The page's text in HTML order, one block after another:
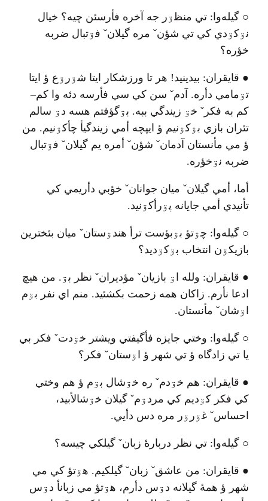
○ گيله‌وا : تي منظۊر جه آخره فأرسئن چيه؟ خيال
نۊکۊدي کي تي شؤنˇ مره گيلانˇ فۊتبال ضربه
خؤره؟
● قايقران: بيدينيد! هر تا ورزشکار ايتا شۊرۊع ؤ ايتا
تۊمامي دأره. آدمˇ سن کي سي فأرسه دئه وا کم–
کم به فکر ˇ خۊ زيندگي ببه. بۊگؤفتم هسه دۊ سالم
تئران بازي بۊکۊنيم ؤ ايپچه أمي زيندگيأ چأکۊنيم. من
ؤ مي مأنستان آدمانˇ شؤنˇ أمره يم گيلانˇ فۊتبال
ضربه نۊخؤره.
أما، أمي گيلانˇ ميان جوانانˇ خؤبي دأريمي کي
تأنيدي أمي جايانه پۊرأکۊنيد.
○ گيله‌وا : چۊتؤ بۊبؤست ترأ هندۊستانˇ ميان بئخترين
بازيکۊن انتخاب بۊکۊديد؟
● قايقران: ولله اۊ بازيانˇ مؤديرانˇ نظر بۊ . من هيچ
ادعا نأرم. زاکان همه زحمت بکشئيد. منم اي نفر بۊم
اۊشانˇ مأنستان.
○ گيله‌وا : وختي جايزه فأگيفتي ويشتر خۊدتˇ فکر بي
يا تي زادگاه ؤ تي شهر ؤ اۊستانˇ فکر؟
● قايقران: هم خۊدمˇ ره خۊشال بۊم ؤ هم وختي
کي فکر کۊديم کي مردۊمˇ گيلان خۊشالأبيد،
احساسˇ غۊرۊر مره دس دأيي.
○ گيله‌وا : تي نظر دربارهٔ زبانˇ گيلکي چيسه؟
● قايقران: من عاشقˇ زبانˇ گيلکيم. هۊتؤ کي مي
شهر ؤ همهٔ گيلانه دۊس دأرم، هۊتؤ مي زبانأ دۊس